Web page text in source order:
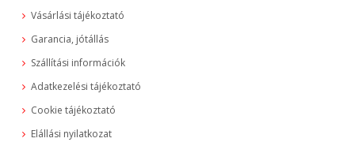
Vásárlási tájékoztató
Garancia, jótállás
Szállítási információk
Adatkezelési tájékoztató
Cookie tájékoztató
Elállási nyilatkozat